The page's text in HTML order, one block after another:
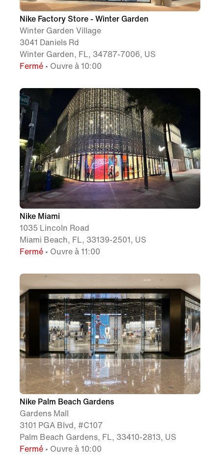
Nike Factory Store - Winter Garden
Winter Garden Village
3041 Daniels Rd
Winter Garden, FL, 34787-7006, US
Fermé • Ouvre à 10:00
Nike Miami
1035 Lincoln Road
Miami Beach, FL, 33139-2501, US
Fermé • Ouvre à 11:00
Nike Palm Beach Gardens
Gardens Mall
3101 PGA Blvd, #C107
Palm Beach Gardens, FL, 33410-2813, US
Fermé • Ouvre à 10:00